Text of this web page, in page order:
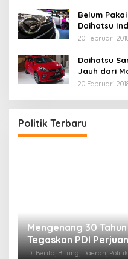
Belum
Daihatsu
20 Februari
Daihatsu
Jauh dari
20 Februari
Politik Terbaru
Mengenang 30
Tegaskan PDI
Sulit
Di Berita, Bitung, Daerah, Politik